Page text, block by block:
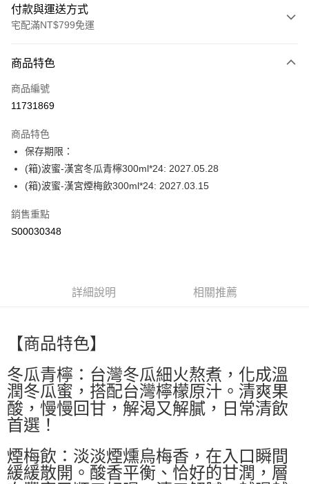
付款與運送方式
宅配滿NT$799免運
信用卡一次付款
LINE Pay
街口支付
全盈+PAY
運送方式
商品特色
商品編號
11731869
商品特色
保存期限：
(箱)波蜜-漢宮冬瓜青檸300ml*24: 2027.05.28
(箱)波蜜-漢宮煙梅飲300ml*24: 2027.03.15
銷售重點
S00030348
詳細說明 相關推薦
【商品特色】
冬瓜青檸：台灣冬瓜細火熬煮，化成溫
潤冬瓜蜜，搭配台灣檸檬原汁。清爽果
酸，慢慢回甘，解渴又解膩，日常清飲
首選！
煙梅飲：淡淡煙燻烏梅香，在入口瞬間
緩緩散開。酸香平衡、恰好的甘潤，層